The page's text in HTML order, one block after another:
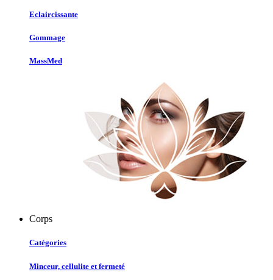
Eclaircissante
Gommage
MassMed
Corps
Catégories
Minceur, cellulite et fermeté